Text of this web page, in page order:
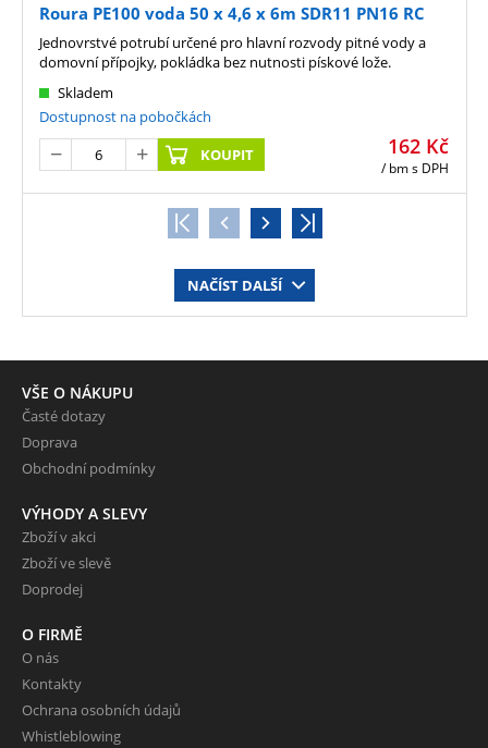
Roura PE100 voda 50 x 4,6 x 6m SDR11 PN16 RC
162 Kč
/ bms DPH
Skladem
Dostupnost na pobočkách
KOUPIT
Jednovrstvé potrubí určené pro hlavní rozvody pitné vody a
domovní přípojky, pokládka bez nutnosti pískové lože.
NAČÍST DALŠÍ
VŠE O NÁKUPU
Časté dotazy
Doprava
Obchodní podmínky
VÝHODY A SLEVY
Zboží v akci
Zboží ve slevě
Doprodej
O FIRMĚ
O nás
Kontakty
Ochrana osobních údajů
Whistleblowing